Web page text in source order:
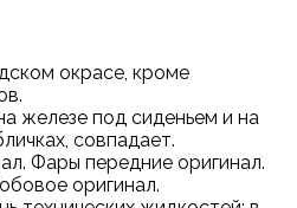
окрасе, кроме
железе под сиденьем и на
совпадает.
Фары передние оригинал.
оригинал.